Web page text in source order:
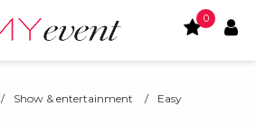
0
/ Show & entertainment /
Easy